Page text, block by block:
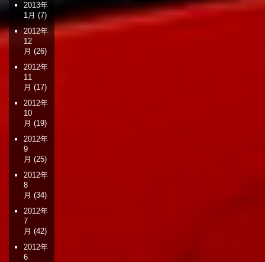
2013年
1月 (7)
2012年
12
月 (26)
2012年
11
月 (17)
2012年
10
月 (19)
2012年
9
月 (25)
2012年
8
月 (34)
2012年
7
月 (42)
2012年
6